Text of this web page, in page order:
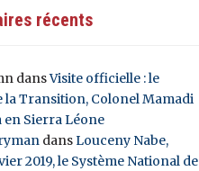
récents
dansVisite officielle : le
la Transition, Colonel Mamadi
Sierra Léone
dansLouceny Nabe,
2019, le Système National de